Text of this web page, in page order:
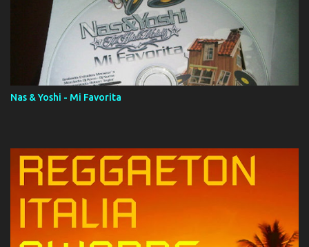
Album proposto al massimo della qualità in formato iTunes Plus
AAC M4A; comprato su iTunes e a disposizione vostra per il
download. REGGAETON ITALIA Nosotros Somos Los Del
Momento!
Nas & Yoshi - Mi Favorita